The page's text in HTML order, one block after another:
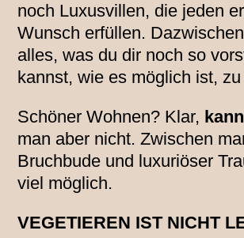
noch Luxusvillen, die jeden
Wunsch erfüllen.
alles, was du dir noch so
kannst, wie es möglich ist,
Schöner Wohnen? Klar,
man aber nicht. Zwischen
Bruchbude und luxuriöser
viel möglich.
VEGETIEREN IST NICHT